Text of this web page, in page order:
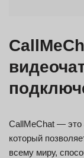
CallMeChat — это
который
всему миру,